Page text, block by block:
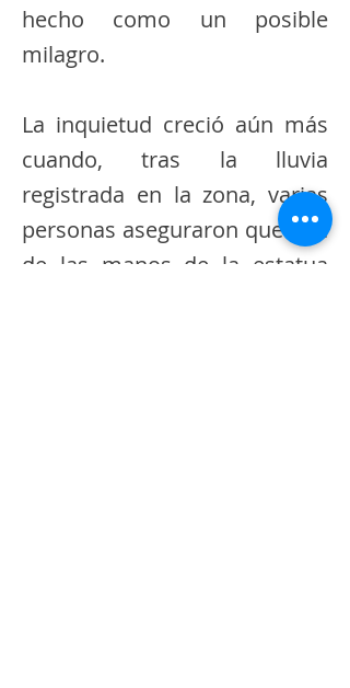
hecho como un posible
milagro.
La inquietud creció aún más
cuando, tras la lluvia
registrada en la zona, varias
personas aseguraron que una
de las manos de la estatua